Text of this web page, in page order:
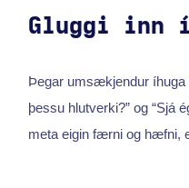
Gluggi inn
Þegar umsækjendur íhuga
þessu hlutverki?” og “Sjá
meta eigin færni og hæfni,